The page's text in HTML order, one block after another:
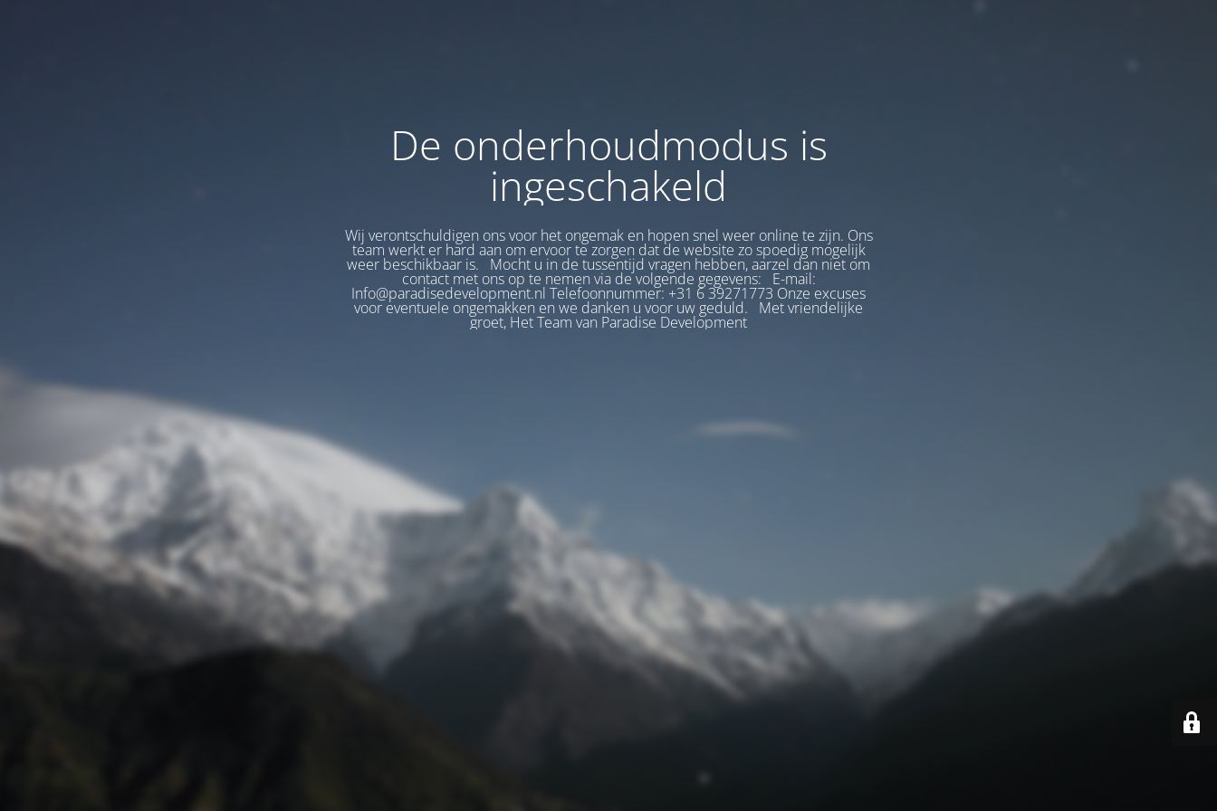
De onderhoudmodus is
ingeschakeld
Wij verontschuldigen ons voor het ongemak en hopen snel weer online te zijn. Ons
team werkt er hard aan om ervoor te zorgen dat de website zo spoedig mogelijk
weer beschikbaar is. Mocht u in de tussentijd vragen hebben, aarzel dan niet om
contact met ons op te nemen via de volgende gegevens: E-mail:
Info@paradisedevelopment.nl Telefoonnummer: +31 6 39271773 Onze excuses
voor eventuele ongemakken en we danken u voor uw geduld. Met vriendelijke
groet, Het Team van Paradise Development